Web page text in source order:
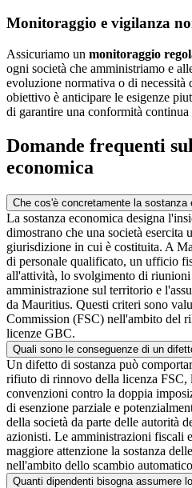
Monitoraggio e vigilanza
Assicuriamo un monitoraggio
ogni società che amministriamo e
evoluzione normativa o di necessità
obiettivo è anticipare le esigenze
di garantire una conformità continua
Domande frequenti
economica
Che cos'è concretamente la sostanza
La sostanza economica designa
dimostrano che una società esercita
giurisdizione in cui è costituita. A
di personale qualificato, un ufficio
all'attività, lo svolgimento di
amministrazione sul territorio e
da Mauritius. Questi criteri sono
Commission (FSC) nell'ambito del
licenze GBC.
Quali sono le conseguenze di un
Un difetto di sostanza può
rifiuto di rinnovo della licenza FSC,
convenzioni contro la doppia
di esenzione parziale e
della società da parte delle autorità
azionisti. Le amministrazioni fiscali
maggiore attenzione la sostanza
nell'ambito dello scambio
Quanti dipendenti bisogna assumere